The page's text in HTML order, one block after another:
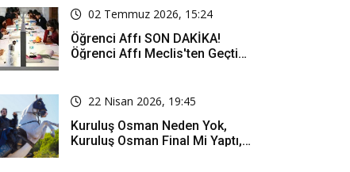
02 Temmuz 2026, 15:24
Öğrenci Affı SON DAKİKA!
Öğrenci Affı Meclis'ten Geçti
22 Nisan 2026, 19:45
Kuruluş Osman Neden Yok,
Kuruluş Osman Final Mi Yaptı,